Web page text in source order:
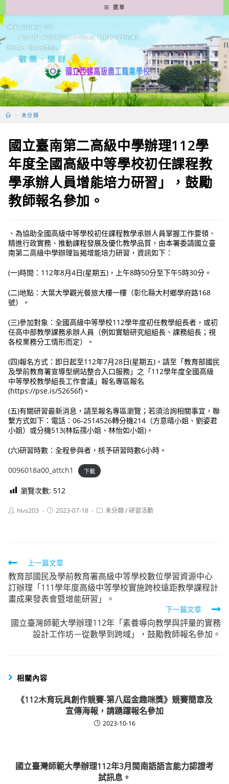
轉
至
要
容
選單
> 未分類
國立臺南第二高級中學辦理112學
年度全國高級中等學校初任課程教
學承辦人員增能培力研習」，鼓勵
教師報名參加。
、為協助全國高級中等學校初任課程教學承辦人員掌握工作要領、
精進行政實務、推動課程發展及優化教學品質，由本署委請國立臺
南第二高級中學辦理旨揭增能培力研習，資訊如下：
(一)時間：112年8月4日(星期五)，上午8時50分至下午5時30分。
(二)地點：大葉大學觀光餐旅大樓一樓（彰化縣大村鄉學府路168
號）。
(三)參加對象：全國高級中等學校112學年度初任教學組長者，或初
任高中部教學課務承辦人員（例如實驗研究組組長、課務組長；視
各校業務分工情形而定）。
(四)報名方式：即日起至112年7月28日(星期五)，請至「教育部國民
及學前教育署宣導型網站整合入口服務」之「112學年度全國高級
中等學校教學組長工作會議」報名專區報名
(https://pse.is/52656f)。
(五)有關研習最新消息，請至報名專區瀏覽；若須洽詢相關事宜，聯
繫方式如下：電話：06-2514526轉分機214（方意晴小姐、劉姿君
小姐）或分機513(林妘孺小姐、林怡如小姐)。
(六)研習時數：全程參與者，核予研習時數6小時。
0096018a00_attch1 下載
瀏覽次數: 512
Posthlvs203
Post2023-07-18
Post未分類/研習活動
Read
more
articles
上一篇文章
教育部國民及學前教育署高級中等學校數位學習資源中心
訂辦理「111學年度高級中等學校實施跨校遠距教學課程計
畫成果發表會暨增能研習」。
下一篇文章
國立臺灣師範大學辦理112年「素養導向教學與評量的實務
設計工作坊－從數學到跨域」，鼓勵教師報名參加。
相關內容
《112木育玩具創作競賽-第八屆金趣咪獎》競賽簡章及
宣傳海報，請踴躍報名參加
2023-10-16
國立臺灣師範大學辦理112年3月閩南語語言能力認證考
試訊息。